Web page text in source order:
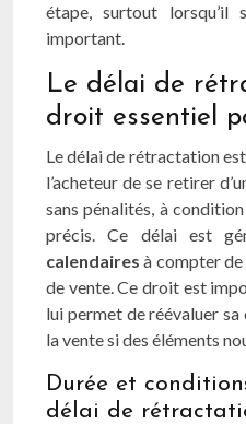
étape, surtout lorsqu’il
important.
Le délai de
droit essentiel
Le délai de rétractation
l’acheteur de se retirer
sans pénalités, à
précis. Ce délai est
calendairesà compter
de vente. Ce droit est
lui permet de réévaluer
la vente si des éléments
Durée et
délai de